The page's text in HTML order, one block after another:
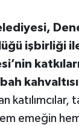
işbirliği
emeğin